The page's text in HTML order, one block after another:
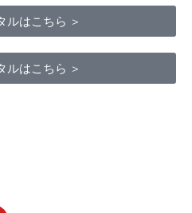
ルはこちら ＞
ルはこちら ＞